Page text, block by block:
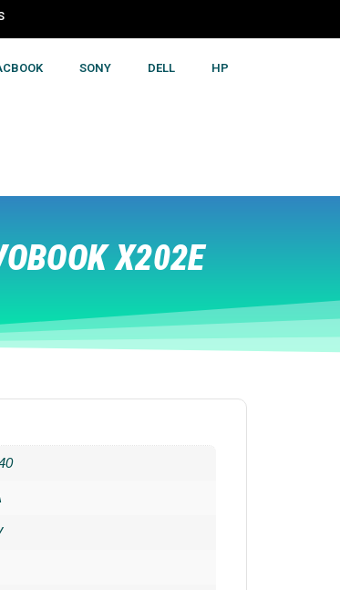
SONY DELL HP
X202E